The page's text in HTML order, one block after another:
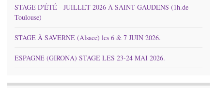
STAGE D'ÉTÉ - JUILLET 2026 À SAINT-GAUDENS (1h.de
Toulouse)
STAGE À SAVERNE (Alsace) les 6 & 7 JUIN 2026.
ESPAGNE (GIRONA) STAGE LES 23-24 MAI 2026.